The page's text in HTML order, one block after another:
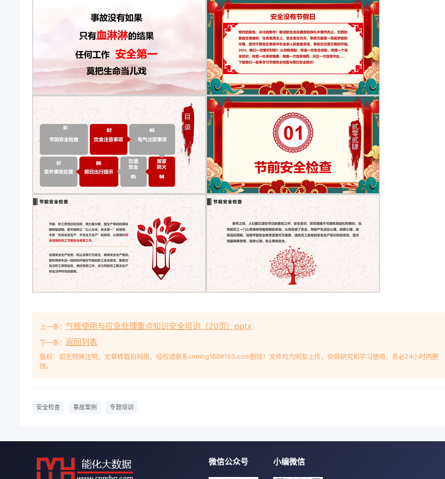
备情况是否充冬季防范活动开展情况，是否落实各项安全措施节前安全检查节前检查消防消防器材、设施配置到位，齐
全、有效、合理， 控制室、值班室在岗情况良好 消防队人员处于备战状态，消防通道畅通 消防水源供水畅通、水压充
生产安全设施是否有效，应急物资储备充分 岗位安全意识是否松懈，是否违反劳动纪律 设备设施运行正常，无跑冒滴漏
现象 是否有生产作业，生产落实作业安全措施领导值班节假日期间值班领导是否到位，有无安排 值班车辆是否到位安保
做好节假日值班工作的安排， 节假日期间值班巡逻工作布置到位 防火帽配置到位，完好、有效 入厂人员、车辆是否检
到位节前安全检查节前检查现场施工施工现场是否符合施工规范要求，落实安全措施，监护人员是否到位 施工人员作业
齐全，作业位置是否与施工证相一致，作业证是否落实审批， 施工人员劳保用品配备是否适宜 施工结束施工现场进行检
查，施工现场必须整洁，设立警示标志，施工现场安全电气应急照明完好、可用 防雷、防静电接地措施符合安全要求 配
电室、配电箱所有设备、电器保养完好 无违章用电、私拉电线情况，室内外电线电缆完好，备用发电机设备完好节前安
检查办公室安全节前安全检查节前安全节前最后一天水电气开关关闭、门窗关闭、设备检查及点检机及防护； 现场卫生
（现场物料、垃圾、油漆稀释剂汽油等危险品清理）整改，现场安全隐患消除及标记； 公司及个人财产管理，工具、设
器材归库存放（做好防盗防丢失，个人贵重物带走），做好节前盘点； 节前最后一天不是放假，注意员工及同事思想波
动，最容易出现安全事故，提醒及监督员工注意安全，劳保佩戴； 班组长做好人员去向登记，提醒员工路上注意安全节
安全检查饮食注意事项饮食注意事项电气注意事项家庭电气安全同样非常重要，很多住宅发生的火灾往往由电气隐患引
起！电气注意事项定期检查插头与插座是否开始积污，保持整洁，远离电气火灾。不可用钉子、骑马钉或订书针将延长
或者电线固定。检视插头插座，避免松脱产生安全问题。使用延长线，应注意不可将其捆绑；由于电线经捆绑后，热量
难流通，因此温度升高而将塑胶融解，造成铜线短路着火。电气注意事项居家防火事项离家或睡觉前要检查用电器具是
断电，燃气阀门是否关闭，明火是否熄灭，要防患于未然。发现燃气泄漏，要迅速关闭气源阀门，打开门窗通风，切勿
动电器开关或使用明火，并迅速通知专业维修部门来处理。居家防火事项煨、炖、煮各种食品、汤类时，应有人看管，
不宜过满，在沸腾时应降低炉温。 油炸食品时，油不能放得过满，油锅搁置要平稳，应控制油的温度。 炉灶排风罩上的
油垢要定时清除。 油锅着火，不能泼水灭火，应首先关闭炉灶燃气阀门，直接盖上锅盖或用湿抹布覆盖，令火窒息。还
向锅内倒入米或者切好的蔬菜冷却灭火。饮酒注意事项购买正规厂家生产的酒； 不要空腹饮酒； 饮酒一定要适量； 患
肝病、高血压、低血糖的人不宜饮酒。饮酒注意事项日常生活中大多数人喝醉酒了，赶紧喝醋、喝茶，这些都是误区，
告知邻居、房东或者物业管理员、保安，并留下联系方式，以便紧急情况下联系。可以通过摆“空城计”的方式，在窗台
双鞋子、挂件衣服，让邻居帮忙清理门前传单、信箱信件等，避免陌生人知道家中无人，以防不法分子窥视“空巢家庭”
关闭门窗，关闭水源、电源、气源，处理易燃物品，全面巡视一遍，消除火灾隐患。随身携带物品以简洁为宜，不要带
多现金，多使用银行卡消费。如是旅游，去当地之前你可以了解一下当地法律和习俗以及语言。身份证件等必须随身携
要在公众场所或陌生人面前展示自己的房间号码或钥匙。 2、在旅馆或饭店内要确定来访者的身分后再开门让来访者入
您的车门锁好，要把车停在灯光明亮的地方。 10、最好让家人或朋友知道自己的行程，最好找个伴侣同行。外住注意
在外住宿1、选择消防布局合理，周围无易燃危险品的地方居住。 2、熟悉旅馆的消防疏散图，确认安全出口及消防器
上一条： 气瓶使用与应急处理重点知识安全培训（20页）pptx
下一条： 返回列表
版权：如无特殊注明，文章转载自网络，侵权请联系cnmhg168#163.com删除！文件均为网友上传，仅供研究和学习使用，务必24小时内删
除。
安全检查 事故案例 专题培训
微信公众号 小编微信